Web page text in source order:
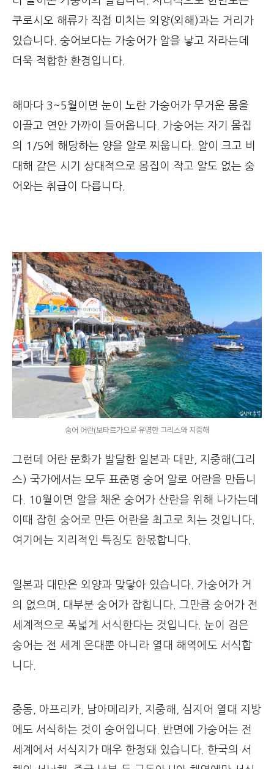
쿠로시오 해류가 직접 미치는 외양(외해)과는 거리가
있습니다. 숭어보다는 가숭어가 알을 낳고 자라는데
더욱 적합한 환경입니다.
해마다 3~5월이면 눈이 노란 가숭어가 무거운 몸을
이끌고 연안 가까이 들어옵니다. 가숭어는 자기 몸집
의 1/5에 해당하는 양을 알로 찌웁니다. 알이 크고 비
대해 같은 시기 상대적으로 몸집이 작고 알도 없는 숭
어와는 취급이 다릅니다.
숭어 어란(보타르가으로 유명한 그리스와 지중해
그런데 어란 문화가 발달한 일본과 대만, 지중해(그리
스) 국가에서는 모두 표준명 숭어 알로 어란을 만듭니
다. 10월이면 알을 채운 숭어가 산란을 위해 나가는데
이때 잡힌 숭어로 만든 어란을 최고로 치는 것입니다.
여기에는 지리적인 특징도 한몫합니다.
일본과 대만은 외양과 맞닿아 있습니다. 가숭어가 거
의 없으며, 대부분 숭어가 잡힙니다. 그만큼 숭어가 전
세계적으로 폭넓게 서식한다는 것입니다. 눈이 검은
숭어는 전 세계 온대뿐 아니라 열대 해역에도 서식합
니다.
중동, 아프리카, 남아메리카, 지중해, 심지어 열대 지방
에도 서식하는 것이 숭어입니다. 반면에 가숭어는 전
세계에서 서식지가 매우 한정돼 있습니다. 한국의 서